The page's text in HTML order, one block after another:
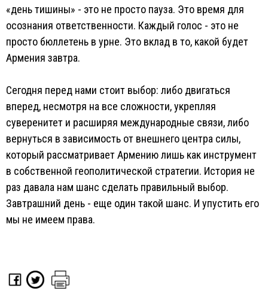
«день тишины» - это не просто пауза. Это время для
осознания ответственности. Каждый голос - это не
просто бюллетень в урне. Это вклад в то, какой будет
Армения завтра.
Сегодня перед нами стоит выбор: либо двигаться
вперед, несмотря на все сложности, укрепляя
суверенитет и расширяя международные связи, либо
вернуться в зависимость от внешнего центра силы,
который рассматривает Армению лишь как инструмент
в собственной геополитической стратегии. История не
раз давала нам шанс сделать правильный выбор.
Завтрашний день - еще один такой шанс. И упустить его
мы не имеем права.